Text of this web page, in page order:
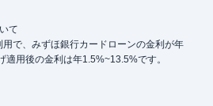
て
で、みずほ銀行カードローンの金利が年
用後の金利は年1.5%~13.5%です。